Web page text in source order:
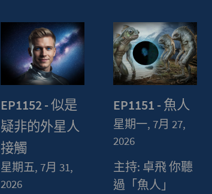
EP1152 - 似是
疑非的外星人
接觸
星期五, 7月 31,
2026
EP1151 - 魚人
星期一, 7月 27,
2026
主持: 卓飛 你聽
過「魚人」